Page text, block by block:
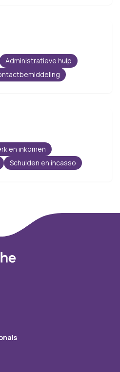
Administratieve hulp
en inkomen
Schulden en incasso